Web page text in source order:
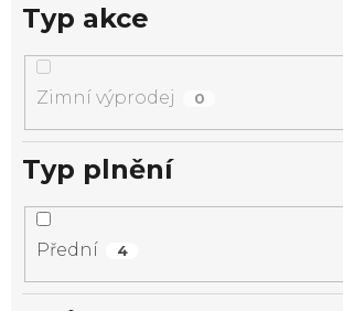
Typ akce
Zimní výprodej 0
Typ plnění
Přední 4